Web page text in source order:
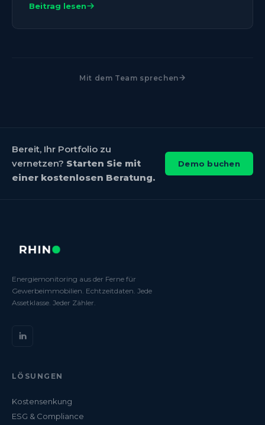
Beitrag lesen
Mit dem Team sprechen
Bereit, Ihr Portfolio zu
vernetzen? Starten Sie mit
einer kostenlosen Beratung.
Demo buchen
Energiemonitoring aus der Ferne für
Gewerbeimmobilien. Echtzeitdaten. Jede
Assetklasse. Jeder Zähler.
LÖSUNGEN
Kostensenkung
ESG & Compliance